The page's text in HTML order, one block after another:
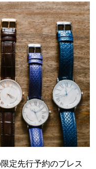
定先行予約のブレス